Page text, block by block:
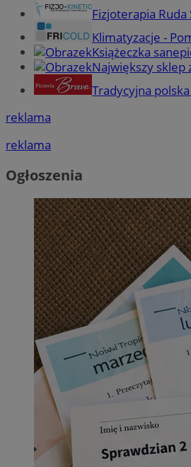
Fizjoterapia Ruda
Klimatyzacje -
Książeczka
Największy sklep
Tradycyjna
reklama
reklama
Ogłoszenia